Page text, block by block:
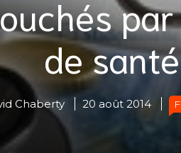
de santé
Chaberty 20 août 2014